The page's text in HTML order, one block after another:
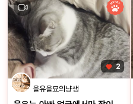
2
을유을묘의냥생